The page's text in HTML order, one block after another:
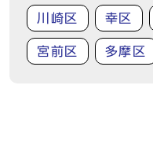
川崎区 幸区
宮前区 多摩区